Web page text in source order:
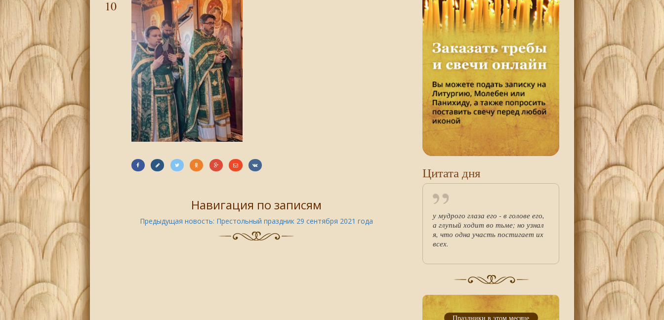
10
Навигация по записям
Предыдущая новость: Престольный праздник 29 сентября 2021 года
Цитата дня
у мудрого глаза его - в голове его,
а глупый ходит во тьме; но узнал
я, что одна участь постигает их
всех.
Праздники в этом месяце